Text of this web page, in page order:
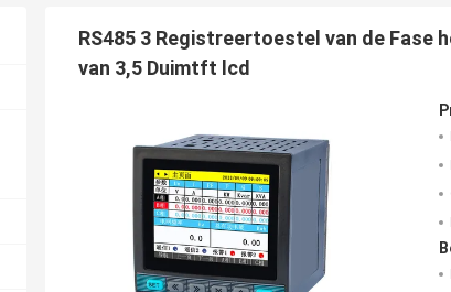
RS485 3 Registreertoestel van de
van 3,5 Duimtft lcd